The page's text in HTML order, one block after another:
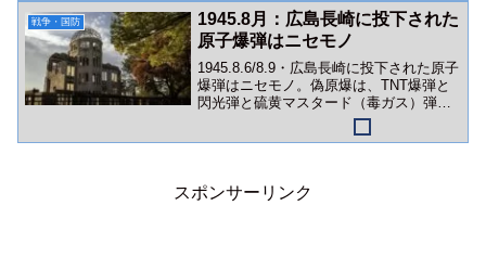
戦争・国防
1945.8月：広島長崎に投下された
原子爆弾はニセモノ
1945.8.6/8.9・広島長崎に投下された原子
爆弾はニセモノ。偽原爆は、TNT爆弾と
閃光弾と硫黄マスタード（毒ガス）弾な
スポンサーリンク